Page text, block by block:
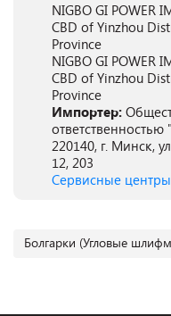
NIGBO GI POWER
CBD of Yinzhou
Province
NIGBO GI POWER
CBD of Yinzhou
Province
Импортер:
220140, г. Минск,
12, 203
Сервисные центры
Болгарки (Угловые